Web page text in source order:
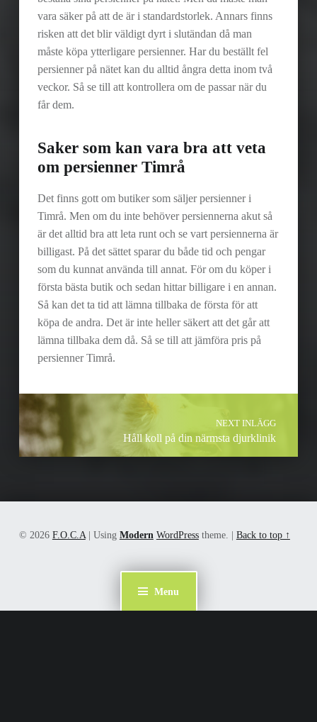
Menu
vara säker på att de är i standardstorlek. Annars finns
risken att det blir väldigt dyrt i slutändan då man
måste köpa ytterligare persienner. Har du beställt fel
persienner på nätet kan du alltid ångra detta inom två
veckor. Så se till att kontrollera om de passar när du
får dem.
Saker som kan vara bra att veta
om persienner Timrå
Det finns gott om butiker som säljer persienner i
Timrå. Men om du inte behöver persiennerna akut så
är det alltid bra att leta runt och se vart persiennerna är
billigast. På det sättet sparar du både tid och pengar
som du kunnat använda till annat. För om du köper i
första bästa butik och sedan hittar billigare i en annan.
Så kan det ta tid att lämna tillbaka de första för att
köpa de andra. Det är inte heller säkert att det går att
lämna tillbaka dem då. Så se till att jämföra pris på
persienner Timrå.
Post navigation
NEXT INLÄGG
Håll koll på din närmsta djurklinik
© 2026 F.O.C.A | Using Modern WordPresstheme. | Back to top ↑